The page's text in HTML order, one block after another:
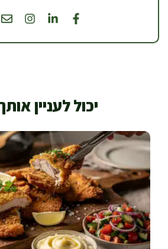
יכול לעניין